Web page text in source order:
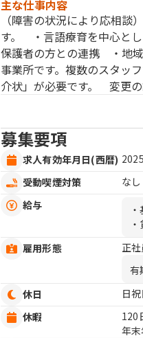
主な仕事内容
（障害の状況により応相
す。 ・言語療育を中心と
保護者の方との連携 ・地
事業所です。複数のスタッ
介状」が必要です。 変更
募集要項
求人有効年月日(西暦)
受動喫煙対策
なし
給与
雇用形態
正
有
休日
日
休暇
120
年